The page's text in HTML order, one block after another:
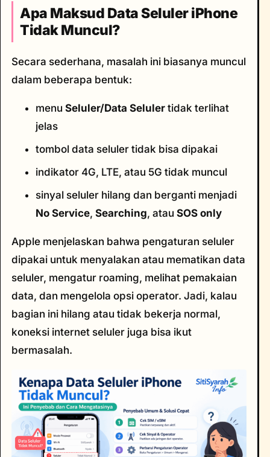
Apa Maksud Data Seluler iPhone
Tidak Muncul?
Secara sederhana, masalah ini biasanya muncul
dalam beberapa bentuk:
menu Seluler/Data Seluler tidak terlihat
jelas
tombol data seluler tidak bisa dipakai
indikator 4G, LTE, atau 5G tidak muncul
sinyal seluler hilang dan berganti menjadi
No Service, Searching, atau SOS only
Apple menjelaskan bahwa pengaturan seluler
dipakai untuk menyalakan atau mematikan data
seluler, mengatur roaming, melihat pemakaian
data, dan mengelola opsi operator. Jadi, kalau
bagian ini hilang atau tidak bekerja normal,
koneksi internet seluler juga bisa ikut
bermasalah.